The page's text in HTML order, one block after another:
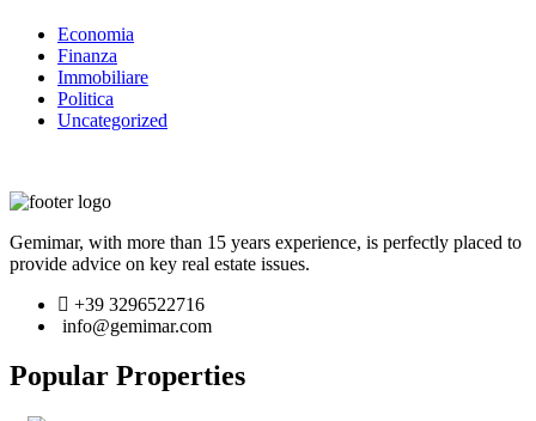
Economia
Finanza
Immobiliare
Politica
Uncategorized
Gemimar, with more than 15 years experience, is perfectly placed to
provide advice on key real estate issues.
+39 3296522716
info@gemimar.com
Popular Properties